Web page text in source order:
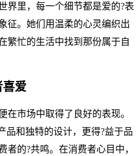
界里，每一个细节都是爱的?表
征。她们用温柔的心灵编织出
繁忙的生活中找到那份属于自
喜爱
在市场中取得了良好的表现。
品和独特的设计，更得?益于品
者的?共鸣。在消费者心目中，